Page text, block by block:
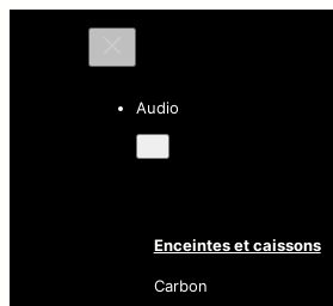
Audio
Enceintes et caissons
Carbon